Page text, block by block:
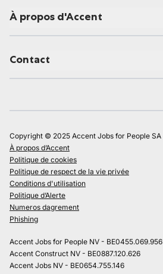
À propos d'Accent
Contact
Copyright © 2025 Accent Jobs for People SA
À propos d’Accent
Politique de cookies
Politique de respect de la vie privée
Conditions d'utilisation
Politique d’Alerte
Numeros dagrement
Phishing
Accent Jobs for People NV - BE0455.069.956
Accent Construct NV - BE0887.120.626
Accent Jobs NV - BE0654.755.146